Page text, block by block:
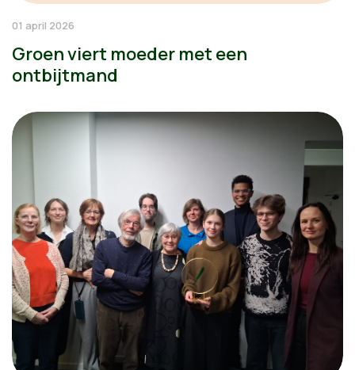
01 april 2026
Groen viert moeder met een
ontbijtmand